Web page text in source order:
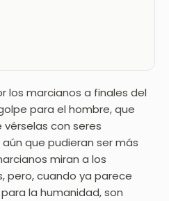
los marcianos a finales del
para el hombre, que
con seres
que pudieran ser más
miran a los
pero, cuando ya parece
la humanidad, son